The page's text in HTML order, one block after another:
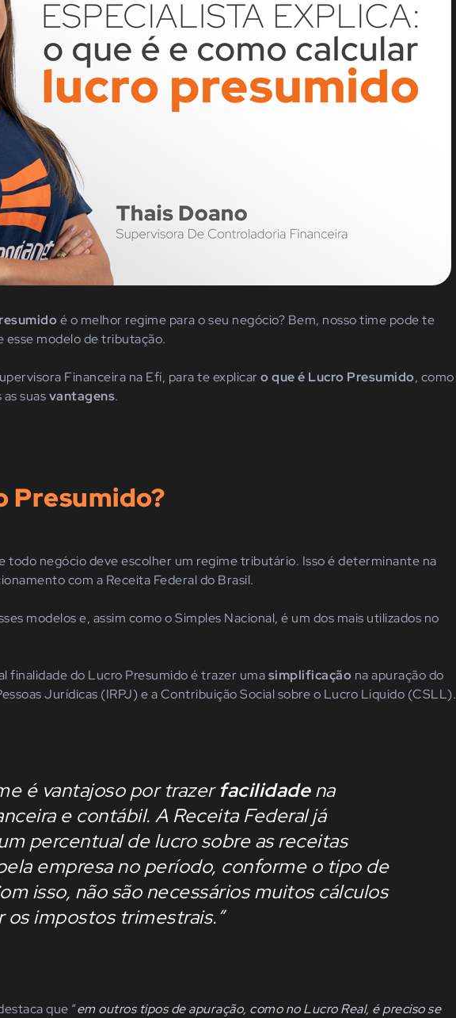
é o melhor regime para o seu negócio? Bem, nosso time pode te
esse modelo de tributação.
Financeira na Efí, para te explicaro que é Lucro Presumido, como
as suasvantagens.
Presumido?
todo negócio deve escolher um regime tributário. Isso é determinante na
com a Receita Federal do Brasil.
modelos e, assim como o Simples Nacional, é um dos mais utilizados no
finalidade do Lucro Presumido é trazer umasimplificação na apuração do
Jurídicas (IRPJ) e a Contribuição Social sobre o Lucro Líquido (CSLL).
é vantajoso por trazerfacilidadena
e contábil. A Receita Federal já
um percentual de lucro sobre as receitas
empresa no período, conforme o tipo de
isso, não são necessários muitos cálculos
os impostos trimestrais.”
que “em outros tipos de apuração, como no Lucro Real, é preciso se